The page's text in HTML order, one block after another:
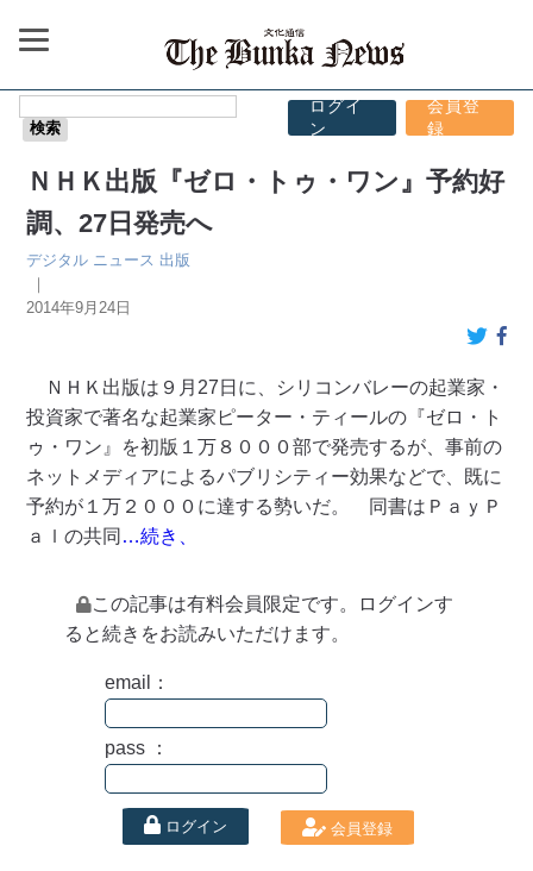
ログイ
ン
会員登
録
ＮＨＫ出版『ゼロ・トゥ・ワン』予約好
調、27日発売へ
デジタル ニュース 出版
｜
2014年9月24日
ＮＨＫ出版は９月27日に、シリコンバレーの起業家・
投資家で著名な起業家ピーター・ティールの『ゼロ・ト
ゥ・ワン』を初版１万８０００部で発売するが、事前の
ネットメディアによるパブリシティー効果などで、既に
予約が１万２０００に達する勢いだ。 同書はＰａｙＰ
ａｌの共同 …続き、
この記事は有料会員限定です。ログインす
ると続きをお読みいただけます。
email：
pass ：
ログイン 会員登録